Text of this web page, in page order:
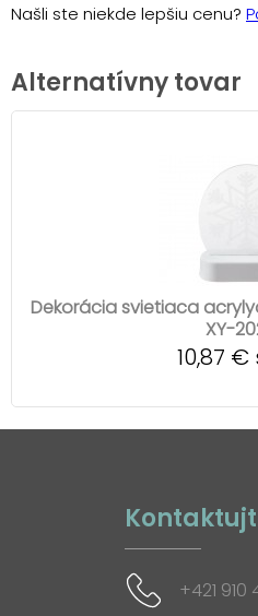
Našli ste niekde lepšiu cenu?
Alternatívny tovar
Dekorácia svietiaca
XY-
10,87 €
+421